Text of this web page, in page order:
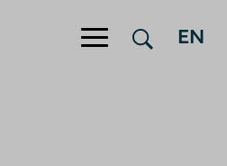
Hyppää sisältöön EN